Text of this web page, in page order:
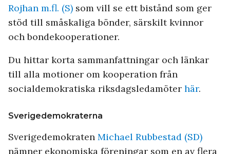
Rojhan m.fl. (S) som vill se ett bistånd som ger
stöd till småskaliga bönder, särskilt kvinnor
och bondekooperationer.
Du hittar korta sammanfattningar och länkar
till alla motioner om kooperation från
socialdemokratiska riksdagsledamöter här.
Sverigedemokraterna
Sverigedemokraten Michael Rubbestad (SD)
nämner ekonomiska föreningar som en av flera